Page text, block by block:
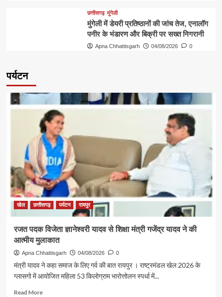
छत्तीसगढ़ मुंगेली
मुंगेली में डेयरी प्रतिष्ठानों की जांच तेज, एनालॉग
पनीर के भंडारण और बिक्री पर सख्त निगरानी
Apna Chhattisgarh 04/08/2026 0
पर्यटन
खेल छत्तीसगढ़ पर्यटन रायपुर
रजत पदक विजेता ज्ञानेश्वरी यादव से शिक्षा मंत्री गजेंद्र यादव ने की
आत्मीय मुलाकात
Apna Chhattisgarh 04/08/2026 0
मंत्री यादव ने कहा समाज के लिए गर्व की बात रायपुर । राष्ट्रमंडल खेल 2026 के
ग्लासगो में आयोजित महिला 53 किलोग्राम भारोत्तोलन स्पर्धा में...
Read MoreRead